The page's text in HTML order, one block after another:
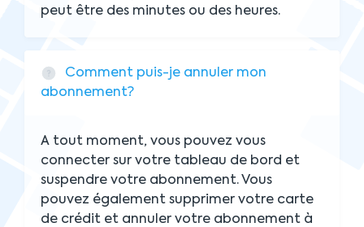
peut être des minutes ou des heures.
Comment puis-je annuler mon
abonnement?
A tout moment, vous pouvez vous
connecter sur votre tableau de bord et
suspendre votre abonnement. Vous
pouvez également supprimer votre carte
de crédit et annuler votre abonnement à